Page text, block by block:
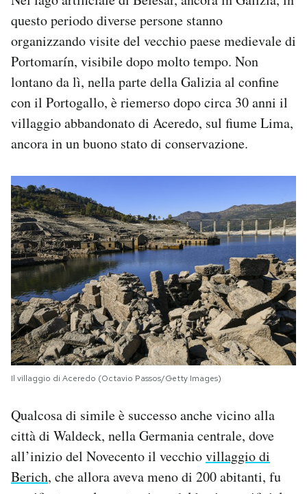
questo periodo diverse persone stanno
organizzando visite del vecchio paese medievale di
Portomarín, visibile dopo molto tempo. Non
lontano da lì, nella parte della Galizia al confine
con il Portogallo, è riemerso dopo circa 30 anni il
villaggio abbandonato di Aceredo, sul fiume Lima,
ancora in un buono stato di conservazione.
Il villaggio di Aceredo (Octavio Passos/Getty Images)
Qualcosa di simile è successo anche vicino alla
città di Waldeck, nella Germania centrale, dove
all’inizio del Novecento il vecchiovillaggio di
Berich, che allora aveva meno di 200 abitanti, fu